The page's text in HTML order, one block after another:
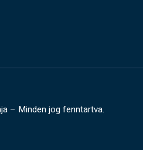
– Minden jog fenntartva.